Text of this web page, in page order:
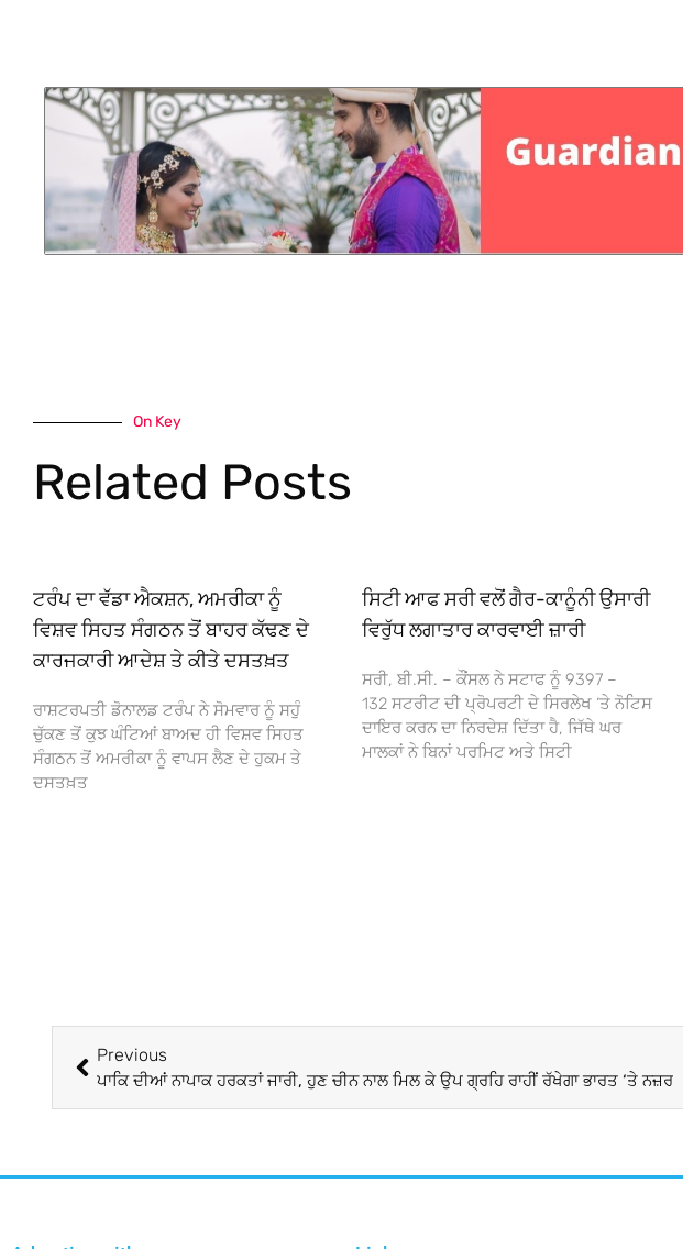
On Key
Related Posts
ਟਰੰਪ ਦਾ ਵੱਡਾ ਐਕਸ਼ਨ, ਅਮਰੀਕਾ ਨੂੰ
ਵਿਸ਼ਵ ਸਿਹਤ ਸੰਗਠਨ ਤੋਂ ਬਾਹਰ ਕੱਢਣ ਦੇ
ਕਾਰਜਕਾਰੀ ਆਦੇਸ਼ ਤੇ ਕੀਤੇ ਦਸਤਖ਼ਤ
ਰਾਸ਼ਟਰਪਤੀ ਡੋਨਾਲਡ ਟਰੰਪ ਨੇ ਸੋਮਵਾਰ ਨੂੰ ਸਹੁੰ
ਚੁੱਕਣ ਤੋਂ ਕੁਝ ਘੰਟਿਆਂ ਬਾਅਦ ਹੀ ਵਿਸ਼ਵ ਸਿਹਤ
ਸੰਗਠਨ ਤੋਂ ਅਮਰੀਕਾ ਨੂੰ ਵਾਪਸ ਲੈਣ ਦੇ ਹੁਕਮ ਤੇ
ਦਸਤਖ਼ਤ
ਸਿਟੀ ਆਫ ਸਰੀ ਵਲੋਂ ਗੈਰ-ਕਾਨੂੰਨੀ ਉਸਾਰੀ
ਵਿਰੁੱਧ ਲਗਾਤਾਰ ਕਾਰਵਾਈ ਜ਼ਾਰੀ
ਸਰੀ, ਬੀ.ਸੀ. – ਕੌਂਸਲ ਨੇ ਸਟਾਫ ਨੂੰ 9397 –
132 ਸਟਰੀਟ ਦੀ ਪ੍ਰੋਪਰਟੀ ਦੇ ਸਿਰਲੇਖ ‘ਤੇ ਨੋਟਿਸ
ਦਾਇਰ ਕਰਨ ਦਾ ਨਿਰਦੇਸ਼ ਦਿੱਤਾ ਹੈ, ਜਿੱਥੇ ਘਰ
ਮਾਲਕਾਂ ਨੇ ਬਿਨਾਂ ਪਰਮਿਟ ਅਤੇ ਸਿਟੀ
Previous
ਪਾਕਿ ਦੀਆਂ ਨਾਪਾਕ ਹਰਕਤਾਂ ਜਾਰੀ, ਹੁਣ ਚੀਨ ਨਾਲ ਮਿਲ ਕੇ ਉਪ ਗ੍ਰਹਿ ਰਾਹੀਂ ਰੱਖੇਗਾ ਭਾਰਤ ‘ਤੇ ਨਜ਼ਰ